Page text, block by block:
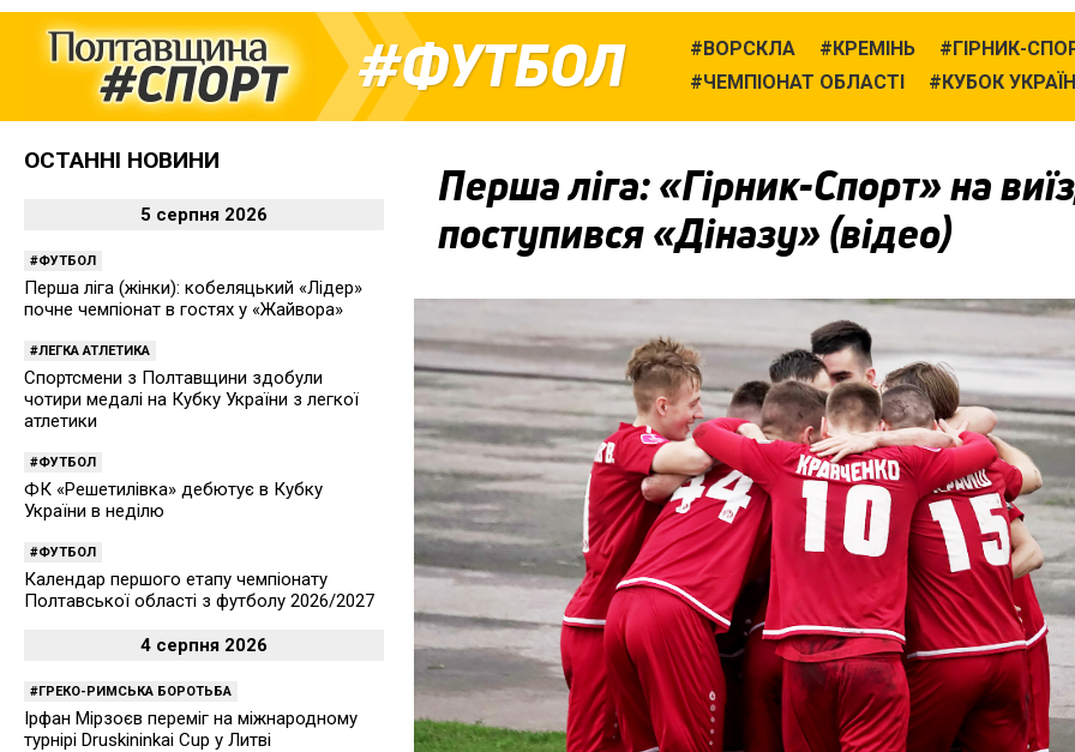
ФУТБОЛ ВОРСКЛА КРЕМІНЬ ГІРНИК-
ЧЕМПІОНАТ ОБЛАСТІ
КУБОК
Перша ліга: «Гірник-Спорт» на
поступився «Діназу» (відео)
ОСТАННІ НОВИНИ
5 серпня 2026
ФУТБОЛ
Перша ліга (жінки): кобеляцький «Лідер»
почне чемпіонат в гостях у «Жайвора»
ЛЕГКА АТЛЕТИКА
Спортсмени з Полтавщини здобули
чотири медалі на Кубку України з легкої
атлетики
ФУТБОЛ
ФК «Решетилівка» дебютує в Кубку
України в неділю
ФУТБОЛ
Календар першого етапу чемпіонату
Полтавської області з футболу 2026/2027
4 серпня 2026
ГРЕКО-РИМСЬКА БОРОТЬБА
Ірфан Мірзоєв переміг на міжнародному
турнірі Druskininkai Cup у Литві